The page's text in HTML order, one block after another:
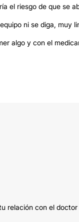
el riesgo de que se
ni se diga, muy
algo y con el
relación con el